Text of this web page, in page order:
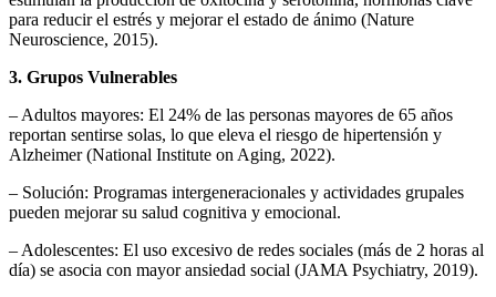
para reducir el estrés y mejorar el estado de ánimo (Nature
Neuroscience, 2015).
3. Grupos Vulnerables
– Adultos mayores: El 24% de las personas mayores de 65 años
reportan sentirse solas, lo que eleva el riesgo de hipertensión y
Alzheimer (National Institute on Aging, 2022).
– Solución: Programas intergeneracionales y actividades grupales
pueden mejorar su salud cognitiva y emocional.
– Adolescentes: El uso excesivo de redes sociales (más de 2 horas al
día) se asocia con mayor ansiedad social (JAMA Psychiatry, 2019).